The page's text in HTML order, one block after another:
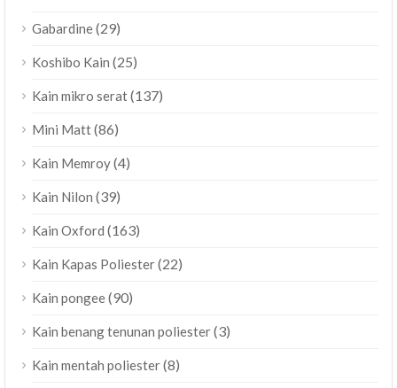
Gabardine(29)
Koshibo Kain (25)
Kain mikro serat(137)
Mini Matt(86)
Kain Memroy(4)
Kain Nilon (39)
Kain Oxford (163)
Kain Kapas Poliester(22)
Kain pongee(90)
Kain benang tenunan poliester(3)
Kain mentah poliester(8)